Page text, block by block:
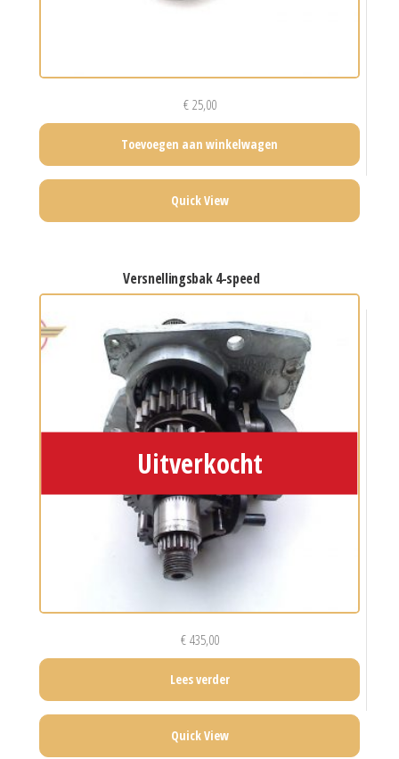
€25,00
Toevoegen aan winkelwagen
Quick View
versnellingsbak 4-speed
€435,00
Lees verder
Quick View